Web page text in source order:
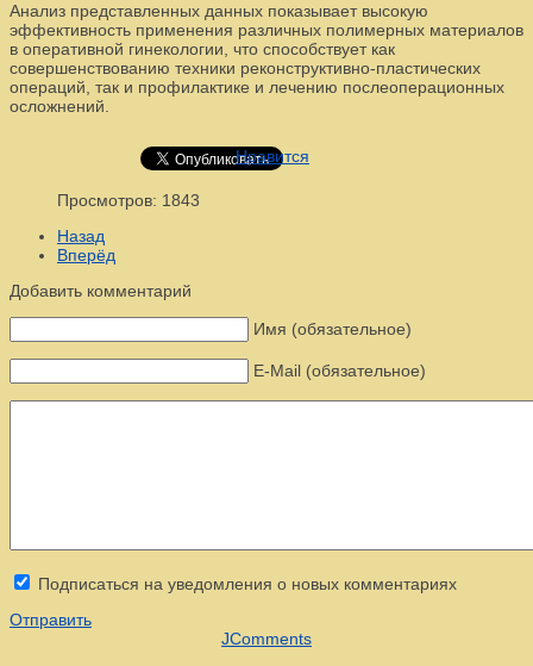
Анализ представленных данных показывает высокую
эффективность применения различных полимерных материалов
в оперативной гинекологии, что способствует как
совершенствованию техники реконструктивно-пластических
операций, так и профилактике и лечению послеоперационных
осложнений.
Нравится
Просмотров: 1843
Назад
Вперёд
Добавить комментарий
Имя (обязательное)
E-Mail (обязательное)
Подписаться на уведомления о новых комментариях
Отправить
JComments